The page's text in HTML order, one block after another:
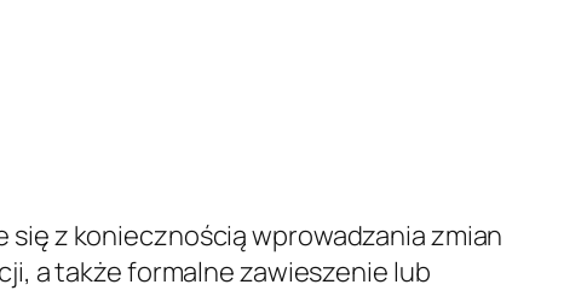
z koniecznością wprowadzania zmian
a także formalne zawieszenie lub